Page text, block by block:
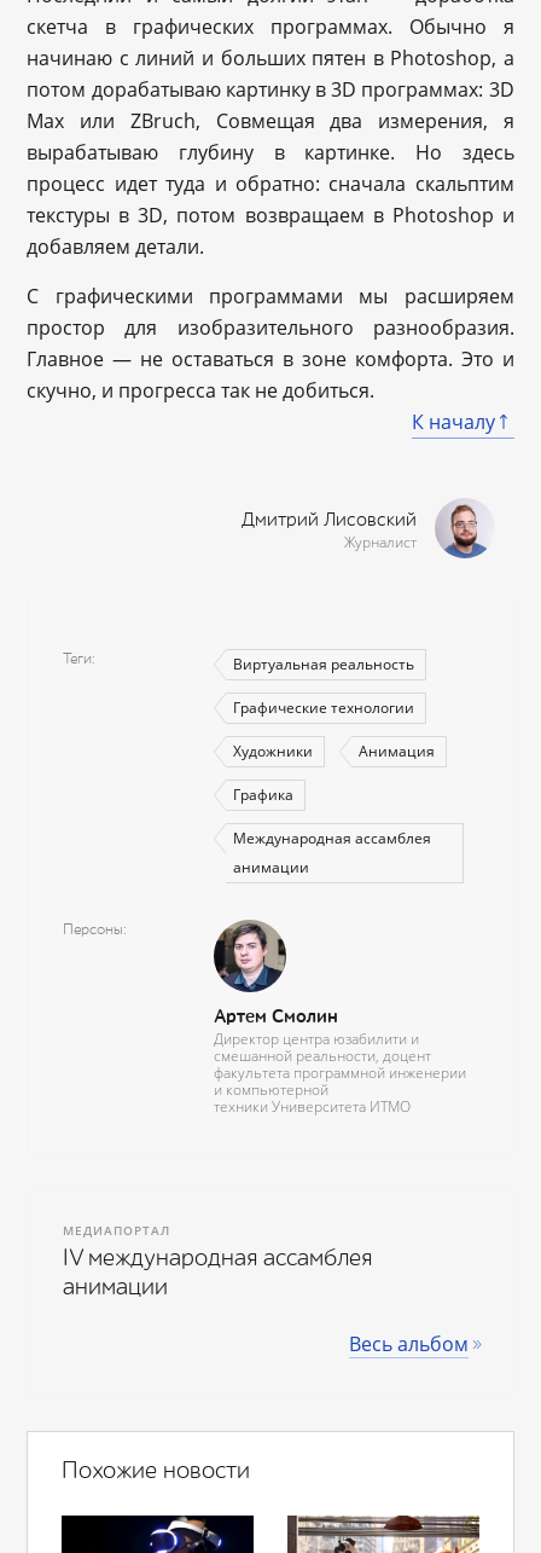
скетча в графических программах. Обычно я
начинаю с линий и больших пятен в Photoshop, а
потом дорабатываю картинку в 3D программах: 3D
Max или ZBruch, Совмещая два измерения, я
вырабатываю глубину в картинке. Но здесь
процесс идет туда и обратно: сначала скальптим
текстуры в 3D, потом возвращаем в Photoshop и
добавляем детали.
С графическими программами мы расширяем
простор для изобразительного разнообразия.
Главное — не оставаться в зоне комфорта. Это и
скучно, и прогресса так не добиться.
К началу
Дмитрий Лисовский
Журналист
Теги Виртуальная реальность
Графические технологии
Художники Анимация
Графика
Международная ассамблея
анимации
Персоны
Артем Смолин
Директор центра юзабилити и
смешанной реальности, доцент
факультета программной инженерии
и компьютерной
техники Университета ИТМО
МЕДИАПОРТАЛ
IV международная ассамблея
анимации
Весь альбом
Похожие новости